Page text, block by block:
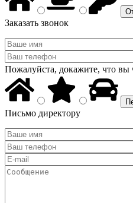
Заказать звонок
Пожалуйста, докажите, что вы
Письмо директору